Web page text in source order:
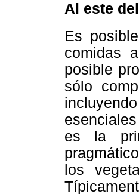
Al este
Es
comidas
posible
sólo
es la
los